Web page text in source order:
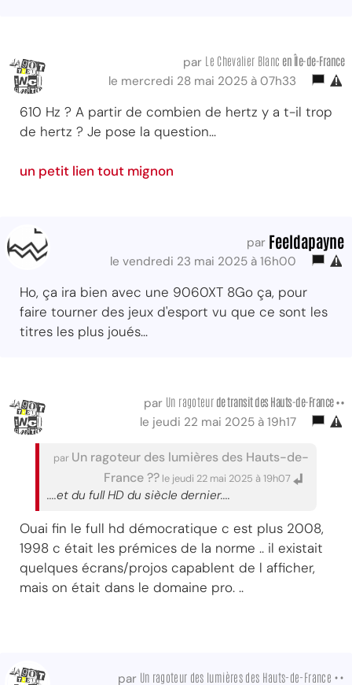
par Le Chevalier Blanc en Île-de-France
le mercredi 28 mai 2025 à 07h33
610 Hz ? A partir de combien de hertz y a t-il trop
de hertz ? Je pose la question...
un petit lien tout mignon
par Feeldapayne
le vendredi 23 mai 2025 à 16h00
Ho, ça ira bien avec une 9060XT 8Go ça, pour
faire tourner des jeux d'esport vu que ce sont les
titres les plus joués...
par Un ragoteur de transit des Hauts-de-France ••
le jeudi 22 mai 2025 à 19h17
par Un ragoteur des lumières des Hauts-de-
France ?? le jeudi 22 mai 2025 à 19h07
....et du full HD du siècle dernier....
Ouai fin le full hd démocratique c est plus 2008,
1998 c était les prémices de la norme .. il existait
quelques écrans/projos capablent de l afficher,
mais on était dans le domaine pro. ..
par Un ragoteur des lumières des Hauts-de-France ••